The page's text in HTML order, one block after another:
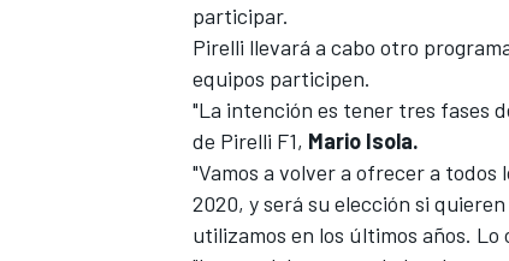
participar.
Pirelli llevará a cabo otro
equipos participen.
"La intención es tener tres fases
de Pirelli F1, Mario Isola.
"Vamos a volver a ofrecer a
2020, y será su elección si
utilizamos en los últimos años.